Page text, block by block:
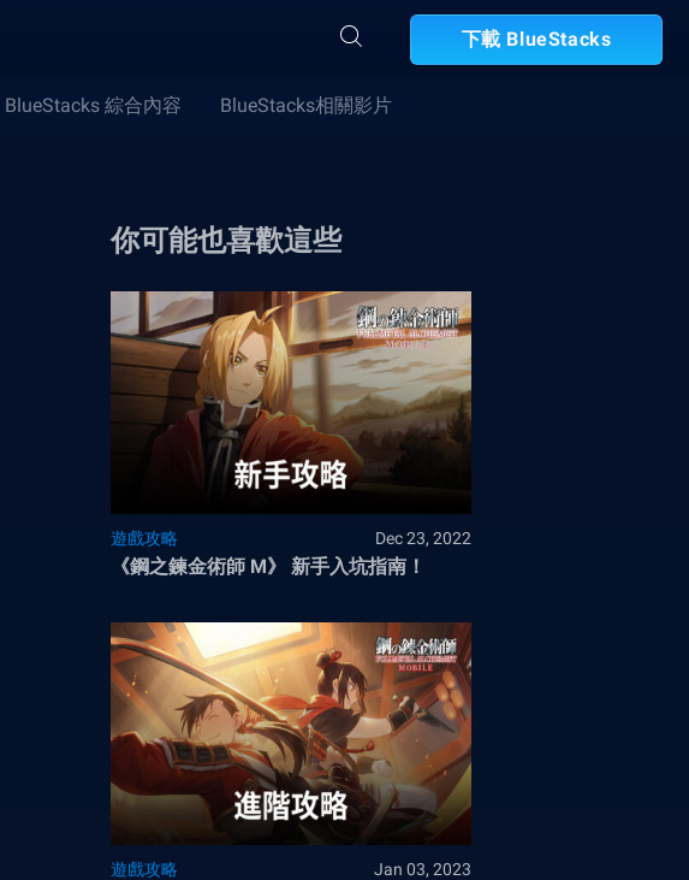
下載 BlueStacks
BlueStacks 綜合內容 BlueStacks相關影片
你可能也喜歡這些
遊戲攻略 Dec 23, 2022
《鋼之鍊金術師 M》 新手入坑指南！
遊戲攻略 Jan 03, 2023